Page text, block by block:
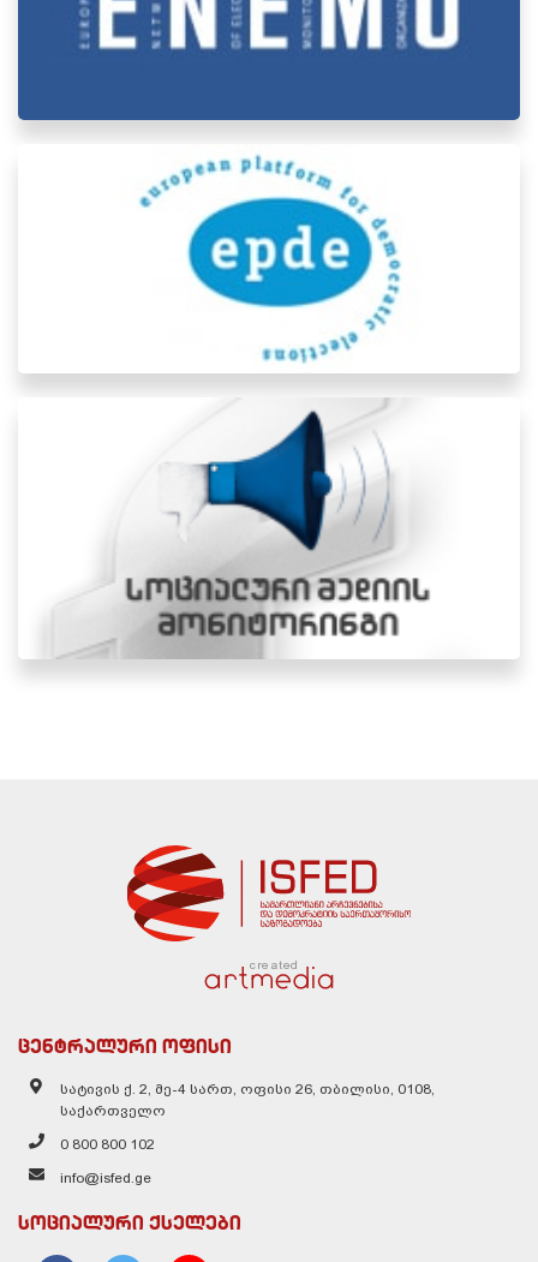
created
ცენტრალური ოფისი
სატივის ქ. 2, მე-4 სართ, ოფისი 26, თბილისი, 0108,
საქართველო
0 800 800 102
info@isfed.ge
სოციალური ქსელები